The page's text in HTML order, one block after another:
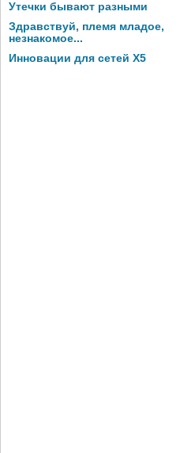
Утечки бывают разными
Здравствуй, племя младое,
незнакомое...
Инновации для сетей X5